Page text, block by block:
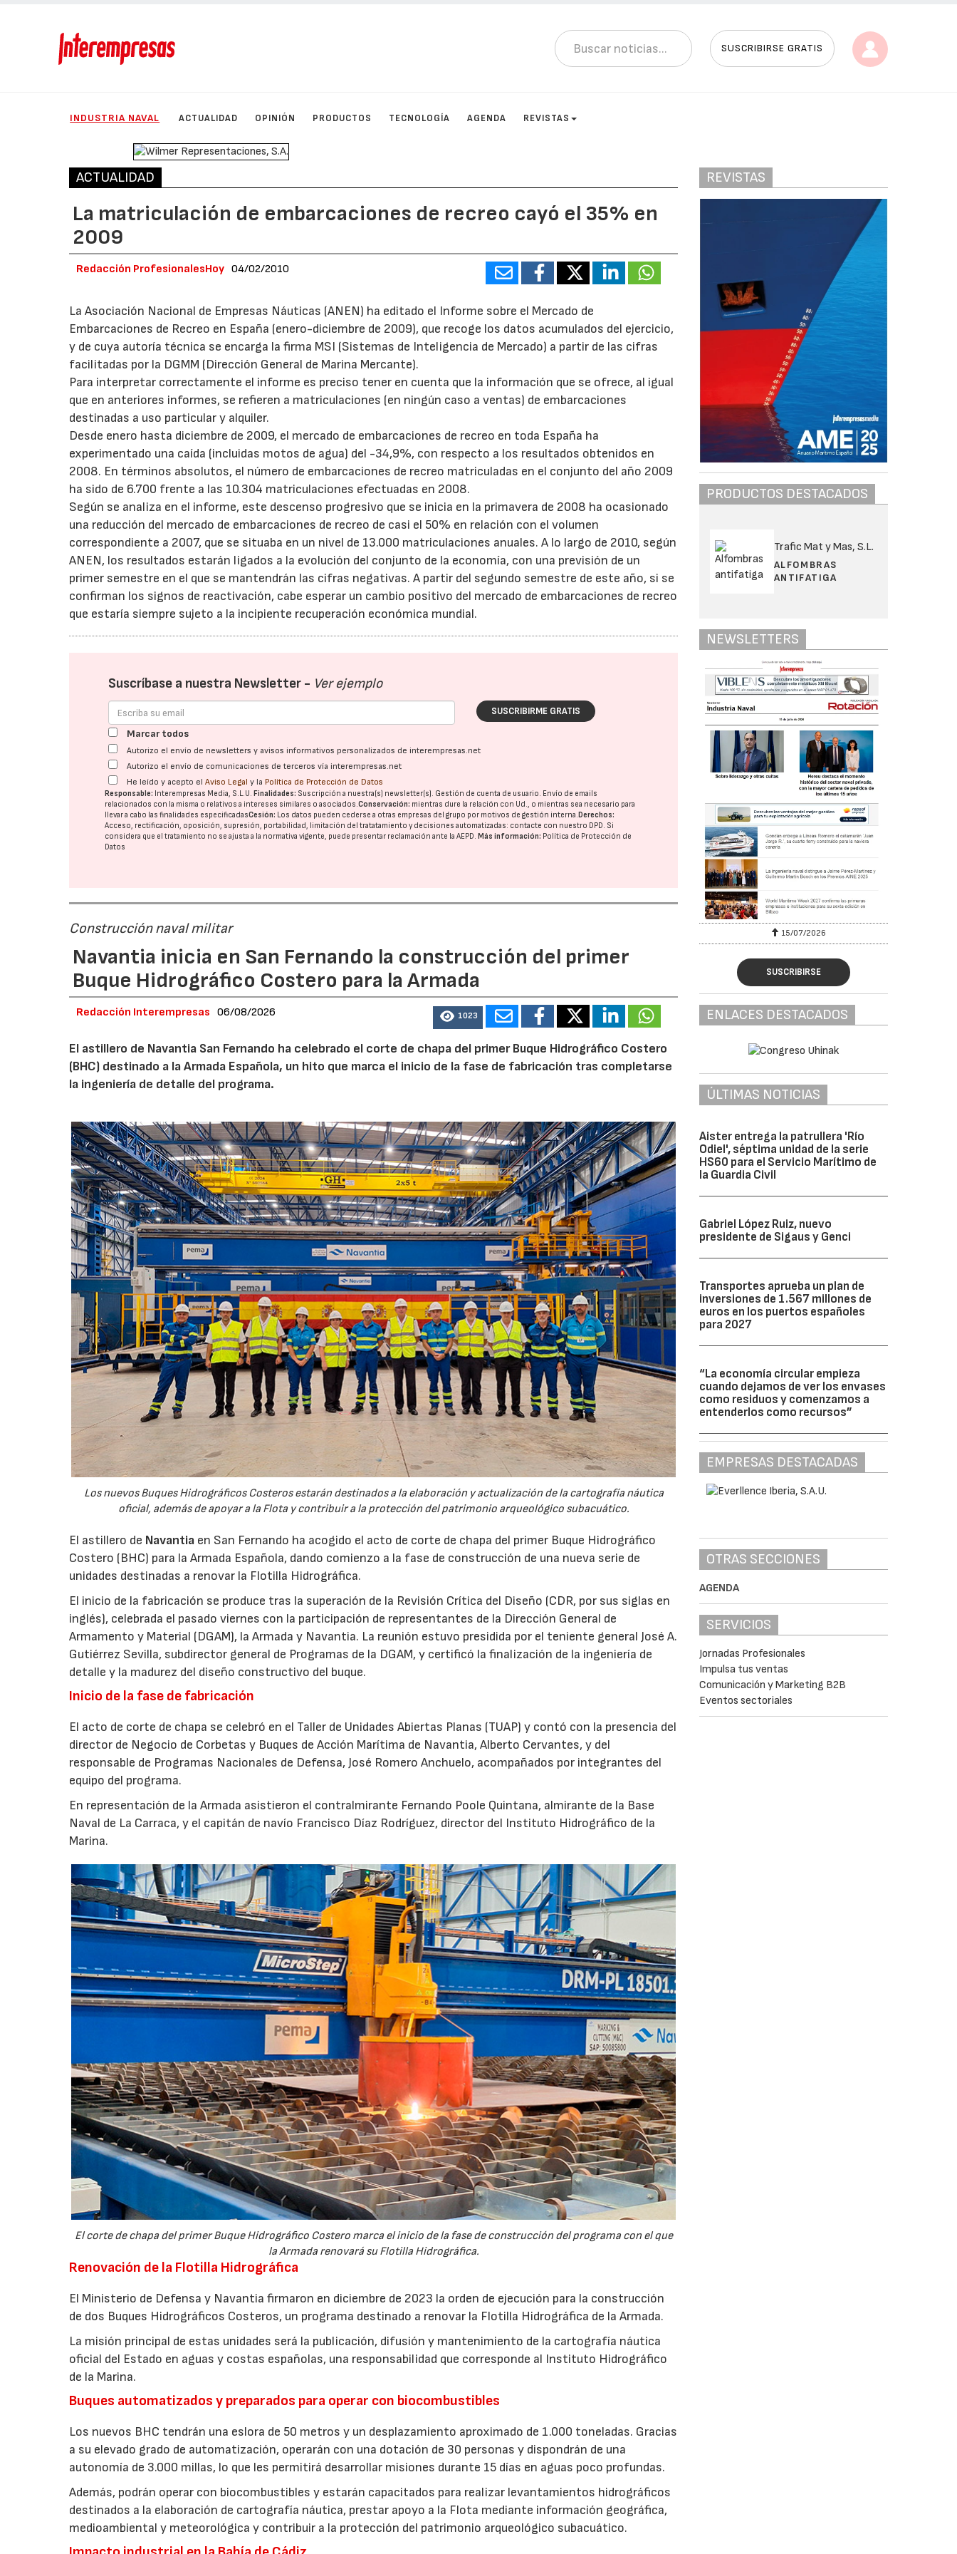
SUSCRIBIRSE GRATIS
INDUSTRIA NAVAL ACTUALIDAD OPINIÓN PRODUCTOS TECNOLOGÍA AGENDA REVISTAS
ACTUALIDAD
La matriculación de embarcaciones de recreo cayó el 35% en
2009
Redacción ProfesionalesHoy 04/02/2010
La Asociación Nacional de Empresas Náuticas (ANEN) ha editado el Informe sobre el Mercado de
Embarcaciones de Recreo en España (enero-diciembre de 2009), que recoge los datos acumulados del ejercicio,
y de cuya autoría técnica se encarga la firma MSI (Sistemas de Inteligencia de Mercado) a partir de las cifras
facilitadas por la DGMM (Dirección General de Marina Mercante).
Para interpretar correctamente el informe es preciso tener en cuenta que la información que se ofrece, al igual
que en anteriores informes, se refieren a matriculaciones (en ningún caso a ventas) de embarcaciones
destinadas a uso particular y alquiler.
Desde enero hasta diciembre de 2009, el mercado de embarcaciones de recreo en toda España ha
experimentado una caída (incluidas motos de agua) del -34,9%, con respecto a los resultados obtenidos en
2008. En términos absolutos, el número de embarcaciones de recreo matriculadas en el conjunto del año 2009
ha sido de 6.700 frente a las 10.304 matriculaciones efectuadas en 2008.
Según se analiza en el informe, este descenso progresivo que se inicia en la primavera de 2008 ha ocasionado
una reducción del mercado de embarcaciones de recreo de casi el 50% en relación con el volumen
correspondiente a 2007, que se situaba en un nivel de 13.000 matriculaciones anuales. A lo largo de 2010, según
ANEN, los resultados estarán ligados a la evolución del conjunto de la economía, con una previsión de un
primer semestre en el que se mantendrán las cifras negativas. A partir del segundo semestre de este año, si se
confirman los signos de reactivación, cabe esperar un cambio positivo del mercado de embarcaciones de recreo
que estaría siempre sujeto a la incipiente recuperación económica mundial.
Suscríbase a nuestra Newsletter - Ver ejemplo
SUSCRIBIRME GRATIS
Marcar todos
Autorizo el envío de newsletters y avisos informativos personalizados de interempresas.net
Autorizo el envío de comunicaciones de terceros vía interempresas.net
He leído y acepto elAviso Legal y la Política de Protección de Datos
Responsable: Interempresas Media, S.L.U. Finalidades: Suscripción a nuestra(s) newsletter(s). Gestión de cuenta de usuario. Envío de emails
relacionados con la misma o relativos a intereses similares o asociados.Conservación: mientras dure la relación con Ud., o mientras sea necesario para
llevar a cabo las finalidades especificadasCesión: Los datos pueden cederse a otras empresas del grupo por motivos de gestión interna. Derechos:
Acceso, rectificación, oposición, supresión, portabilidad, limitación del tratatamiento y decisiones automatizadas: contacte con nuestro DPD. Si
considera que el tratamiento no se ajusta a la normativa vigente, puede presentar reclamación ante laAEPD. Más información: Política de Protección de
Datos
Construcción naval militar
Navantia inicia en San Fernando la construcción del primer
Buque Hidrográfico Costero para la Armada
Redacción Interempresas 06/08/2026 1023
El astillero de Navantia San Fernando ha celebrado el corte de chapa del primer Buque Hidrográfico Costero
(BHC) destinado a la Armada Española, un hito que marca el inicio de la fase de fabricación tras completarse
la ingeniería de detalle del programa.
Los nuevos Buques Hidrográficos Costeros estarán destinados a la elaboración y actualización de la cartografía náutica
oficial, además de apoyar a la Flota y contribuir a la protección del patrimonio arqueológico subacuático.
El astillero de Navantia en San Fernando ha acogido el acto de corte de chapa del primer Buque Hidrográfico
Costero (BHC) para la Armada Española, dando comienzo a la fase de construcción de una nueva serie de
unidades destinadas a renovar la Flotilla Hidrográfica.
El inicio de la fabricación se produce tras la superación de la Revisión Crítica del Diseño (CDR, por sus siglas en
inglés), celebrada el pasado viernes con la participación de representantes de la Dirección General de
Armamento y Material (DGAM), la Armada y Navantia. La reunión estuvo presidida por el teniente general José A.
Gutiérrez Sevilla, subdirector general de Programas de la DGAM, y certificó la finalización de la ingeniería de
detalle y la madurez del diseño constructivo del buque.
Inicio de la fase de fabricación
El acto de corte de chapa se celebró en el Taller de Unidades Abiertas Planas (TUAP) y contó con la presencia del
director de Negocio de Corbetas y Buques de Acción Marítima de Navantia, Alberto Cervantes, y del
responsable de Programas Nacionales de Defensa, José Romero Anchuelo, acompañados por integrantes del
equipo del programa.
En representación de la Armada asistieron el contralmirante Fernando Poole Quintana, almirante de la Base
Naval de La Carraca, y el capitán de navío Francisco Díaz Rodríguez, director del Instituto Hidrográfico de la
Marina.
El corte de chapa del primer Buque Hidrográfico Costero marca el inicio de la fase de construcción del programa con el que
la Armada renovará su Flotilla Hidrográfica.
Renovación de la Flotilla Hidrográfica
El Ministerio de Defensa y Navantia firmaron en diciembre de 2023 la orden de ejecución para la construcción
de dos Buques Hidrográficos Costeros, un programa destinado a renovar la Flotilla Hidrográfica de la Armada.
La misión principal de estas unidades será la publicación, difusión y mantenimiento de la cartografía náutica
oficial del Estado en aguas y costas españolas, una responsabilidad que corresponde al Instituto Hidrográfico
de la Marina.
Buques automatizados y preparados para operar con biocombustibles
Los nuevos BHC tendrán una eslora de 50 metros y un desplazamiento aproximado de 1.000 toneladas. Gracias
a su elevado grado de automatización, operarán con una dotación de 30 personas y dispondrán de una
autonomía de 3.000 millas, lo que les permitirá desarrollar misiones durante 15 días en aguas poco profundas.
Además, podrán operar con biocombustibles y estarán capacitados para realizar levantamientos hidrográficos
destinados a la elaboración de cartografía náutica, prestar apoyo a la Flota mediante información geográfica,
medioambiental y meteorológica y contribuir a la protección del patrimonio arqueológico subacuático.
REVISTAS
PRODUCTOS DESTACADOS
Trafic Mat y Mas, S.L.
ALFOMBRAS
ANTIFATIGA
NEWSLETTERS
15/07/2026
SUSCRIBIRSE
ENLACES DESTACADOS
ÚLTIMAS NOTICIAS
Aister entrega la patrullera 'Río
Odiel', séptima unidad de la serie
HS60 para el Servicio Marítimo de
la Guardia Civil
Gabriel López Ruiz, nuevo
presidente de Sigaus y Genci
Transportes aprueba un plan de
inversiones de 1.567 millones de
euros en los puertos españoles
para 2027
“La economía circular empieza
cuando dejamos de ver los envases
como residuos y comenzamos a
entenderlos como recursos”
EMPRESAS DESTACADAS
OTRAS SECCIONES
AGENDA
SERVICIOS
Jornadas Profesionales
Impulsa tus ventas
Comunicación y Marketing B2B
Eventos sectoriales